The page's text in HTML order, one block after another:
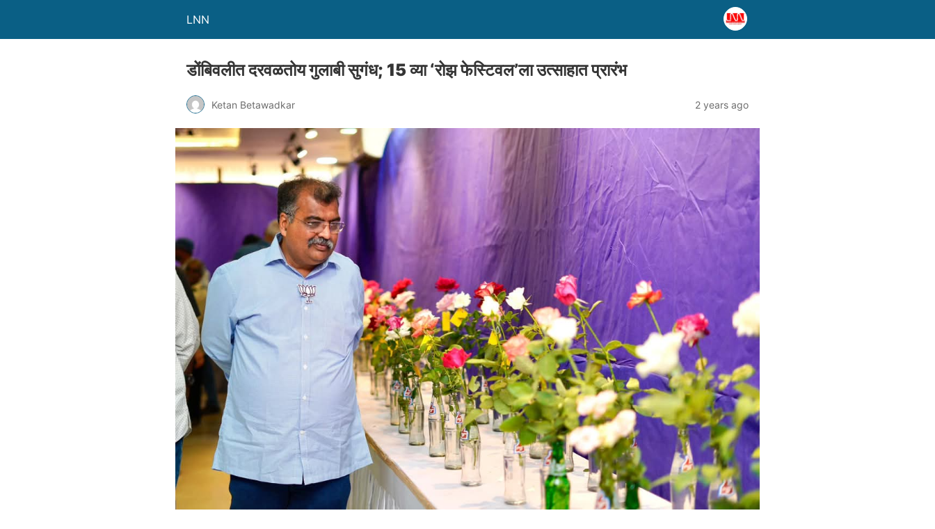
LNN
डोंबिवलीत दरवळतोय गुलाबी सुगंध; 15 व्या ‘रोझ फेस्टिवल’ला उत्साहात प्रारंभ
Ketan Betawadkar 2 years ago